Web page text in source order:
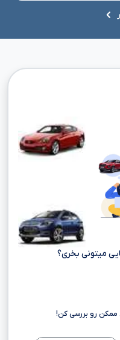
میتونی بخری؟
ممکن رو بررسی کن!